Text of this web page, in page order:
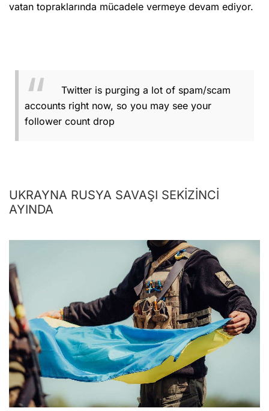
vatan topraklarında mücadele vermeye devam ediyor.
Twitter is purging a lot of spam/scam
accounts right now, so you may see your
follower count drop
UKRAYNA RUSYA SAVAŞI SEKİZİNCİ
AYINDA